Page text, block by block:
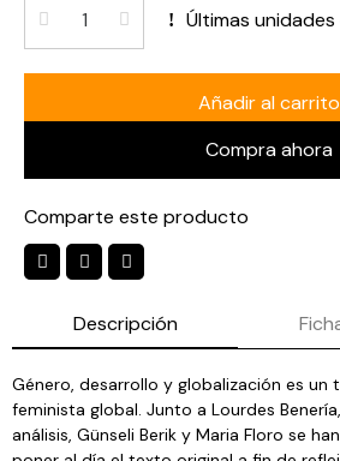
Últimas
Añadir al carrito
Compra ahora
Comparte este producto
Descripción
Género, desarrollo y globalización es un
feminista global. Junto a Lourdes
análisis, Günseli Berik y Maria Floro se